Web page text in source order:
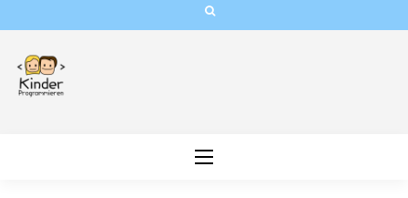
content